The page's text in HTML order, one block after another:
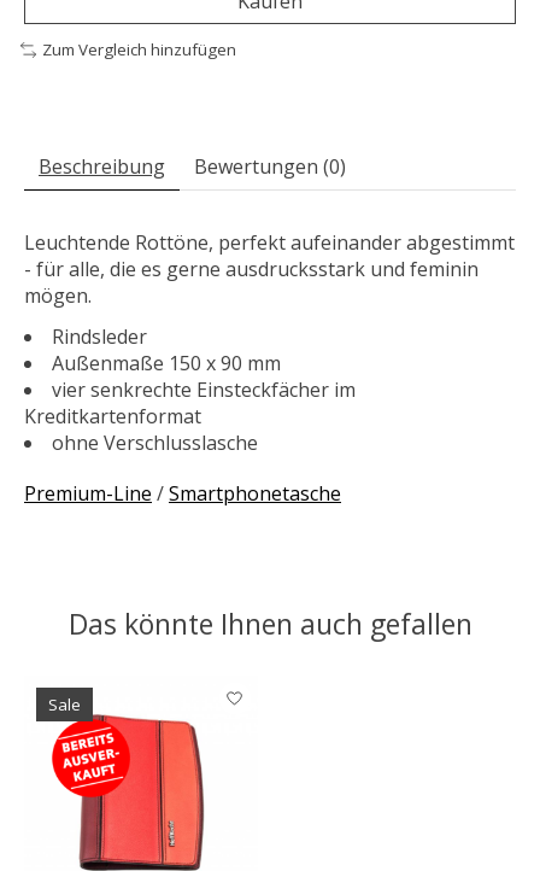
Zum Vergleich hinzufügen
Beschreibung Bewertungen (0)
Leuchtende Rottöne, perfekt aufeinander abgestimmt
- für alle, die es gerne ausdrucksstark und feminin
mögen.
Rindsleder
Außenmaße 150 x 90 mm
vier senkrechte Einsteckfächer im
Kreditkartenformat
ohne Verschlusslasche
Premium-Line /Smartphonetasche
Das könnte Ihnen auch gefallen
Produkt-Karussell-Artikel
Sale